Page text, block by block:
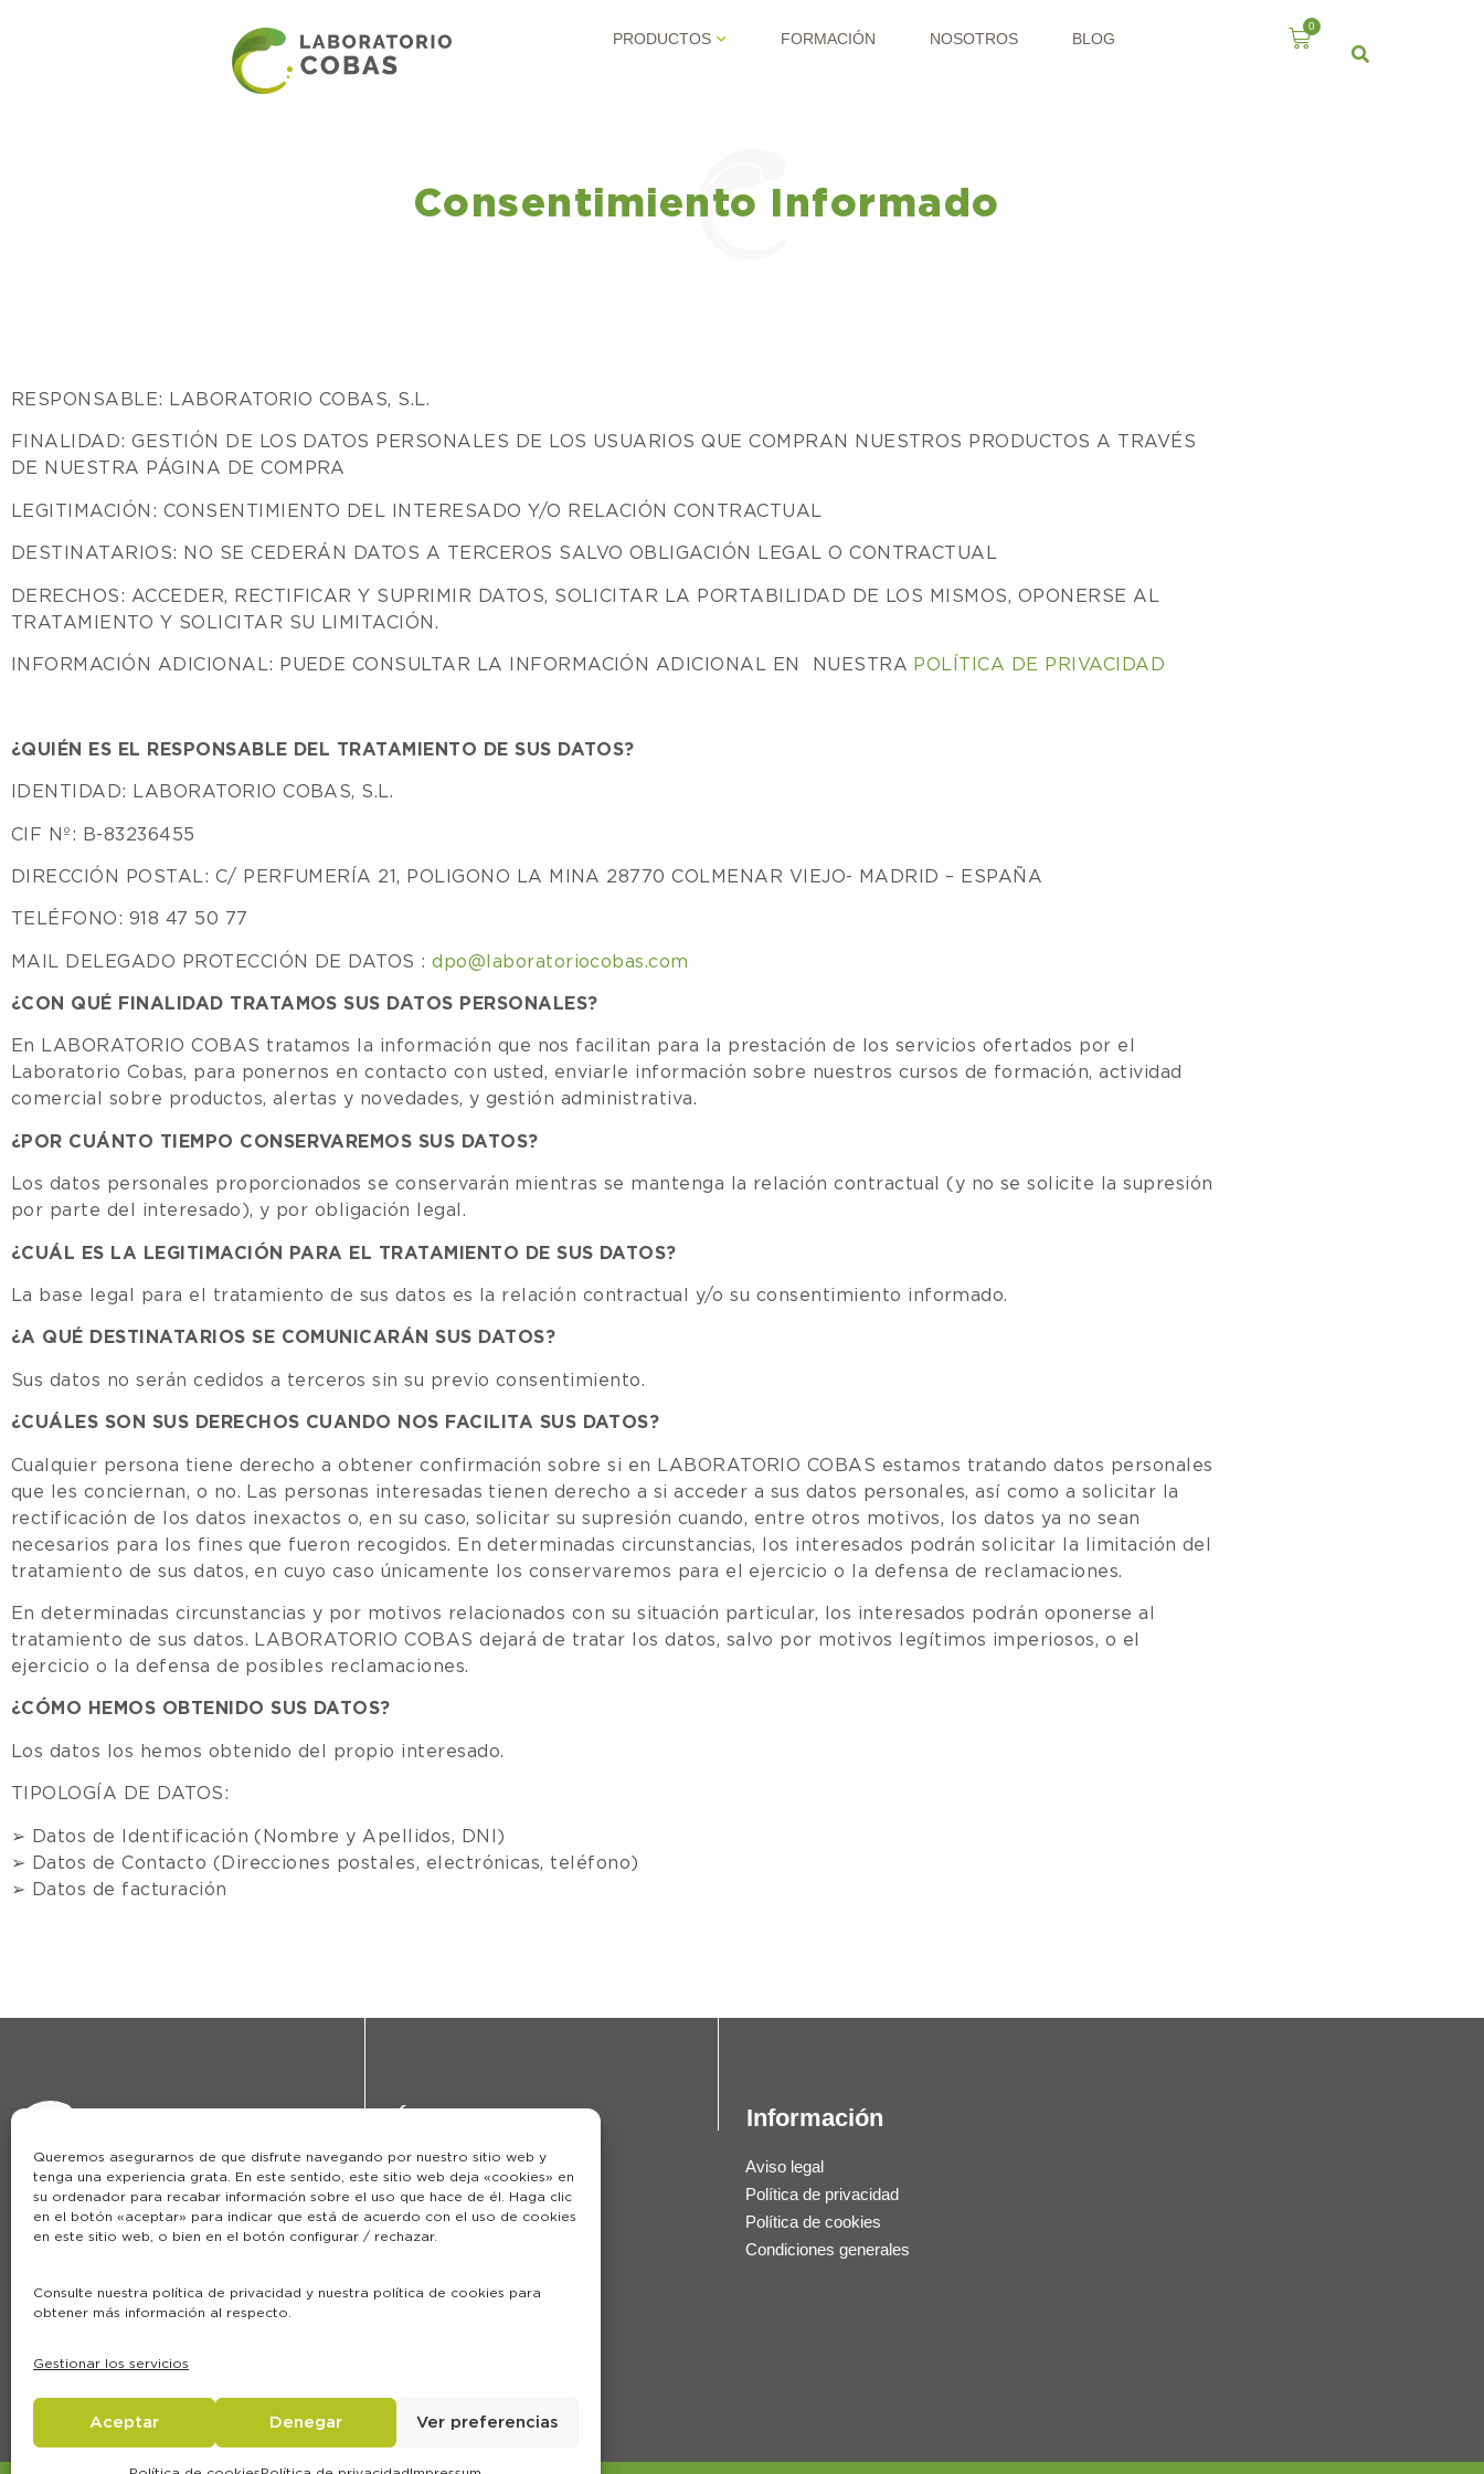
Queremos asegurarnos de que disfrute navegando por nuestro sitio web y
tenga una experiencia grata. En este sentido, este sitio web deja «cookies» en
su ordenador para recabar información sobre el uso que hace de él. Haga clic
en el botón «aceptar» para indicar que está de acuerdo con el uso de cookies
en este sitio web, o bien en el botón configurar / rechazar.
Consulte nuestra política de privacidad y nuestra política de cookies para
obtener más información al respecto.
Gestionar los servicios
Aceptar Denegar Ver preferencias
PRODUCTOS FORMACIÓN NOSOTROS BLOG
0
Consentimiento Informado
RESPONSABLE: LABORATORIO COBAS, S.L.
FINALIDAD: GESTIÓN DE LOS DATOS PERSONALES DE LOS USUARIOS QUE COMPRAN NUESTROS PRODUCTOS A TRAVÉS
DE NUESTRA PÁGINA DE COMPRA
LEGITIMACIÓN: CONSENTIMIENTO DEL INTERESADO Y/O RELACIÓN CONTRACTUAL
DESTINATARIOS: NO SE CEDERÁN DATOS A TERCEROS SALVO OBLIGACIÓN LEGAL O CONTRACTUAL
DERECHOS: ACCEDER, RECTIFICAR Y SUPRIMIR DATOS, SOLICITAR LA PORTABILIDAD DE LOS MISMOS, OPONERSE AL
TRATAMIENTO Y SOLICITAR SU LIMITACIÓN.
INFORMACIÓN ADICIONAL: PUEDE CONSULTAR LA INFORMACIÓN ADICIONAL EN NUESTRA POLÍTICA DE PRIVACIDAD
¿QUIÉN ES EL RESPONSABLE DEL TRATAMIENTO DE SUS DATOS?
IDENTIDAD: LABORATORIO COBAS, S.L.
CIF Nº: B-83236455
DIRECCIÓN POSTAL: C/ PERFUMERÍA 21, POLIGONO LA MINA 28770 COLMENAR VIEJO- MADRID – ESPAÑA
TELÉFONO: 918 47 50 77
MAIL DELEGADO PROTECCIÓN DE DATOS :dpo@laboratoriocobas.com
¿CON QUÉ FINALIDAD TRATAMOS SUS DATOS PERSONALES?
En LABORATORIO COBAS tratamos la información que nos facilitan para la prestación de los servicios ofertados por el
Laboratorio Cobas, para ponernos en contacto con usted, enviarle información sobre nuestros cursos de formación, actividad
comercial sobre productos, alertas y novedades, y gestión administrativa.
¿POR CUÁNTO TIEMPO CONSERVAREMOS SUS DATOS?
Los datos personales proporcionados se conservarán mientras se mantenga la relación contractual (y no se solicite la supresión
por parte del interesado), y por obligación legal.
¿CUÁL ES LA LEGITIMACIÓN PARA EL TRATAMIENTO DE SUS DATOS?
La base legal para el tratamiento de sus datos es la relación contractual y/o su consentimiento informado.
¿A QUÉ DESTINATARIOS SE COMUNICARÁN SUS DATOS?
Sus datos no serán cedidos a terceros sin su previo consentimiento.
¿CUÁLES SON SUS DERECHOS CUANDO NOS FACILITA SUS DATOS?
Cualquier persona tiene derecho a obtener confirmación sobre si en LABORATORIO COBAS estamos tratando datos personales
que les conciernan, o no. Las personas interesadas tienen derecho a si acceder a sus datos personales, así como a solicitar la
rectificación de los datos inexactos o, en su caso, solicitar su supresión cuando, entre otros motivos, los datos ya no sean
necesarios para los fines que fueron recogidos. En determinadas circunstancias, los interesados podrán solicitar la limitación del
tratamiento de sus datos, en cuyo caso únicamente los conservaremos para el ejercicio o la defensa de reclamaciones.
En determinadas circunstancias y por motivos relacionados con su situación particular, los interesados podrán oponerse al
tratamiento de sus datos. LABORATORIO COBAS dejará de tratar los datos, salvo por motivos legítimos imperiosos, o el
ejercicio o la defensa de posibles reclamaciones.
¿CÓMO HEMOS OBTENIDO SUS DATOS?
Los datos los hemos obtenido del propio interesado.
TIPOLOGÍA DE DATOS:
➢ Datos de Identificación (Nombre y Apellidos, DNI)
➢ Datos de Contacto (Direcciones postales, electrónicas, teléfono)
➢ Datos de facturación
918 475 077
info@laboratoriocobas.com
28770 Colmenar Viejo, Madrid
Áreas
Nosotros
Formación
Blog
Información
Aviso legal
Política de privacidad
Política de cookies
Condiciones generales